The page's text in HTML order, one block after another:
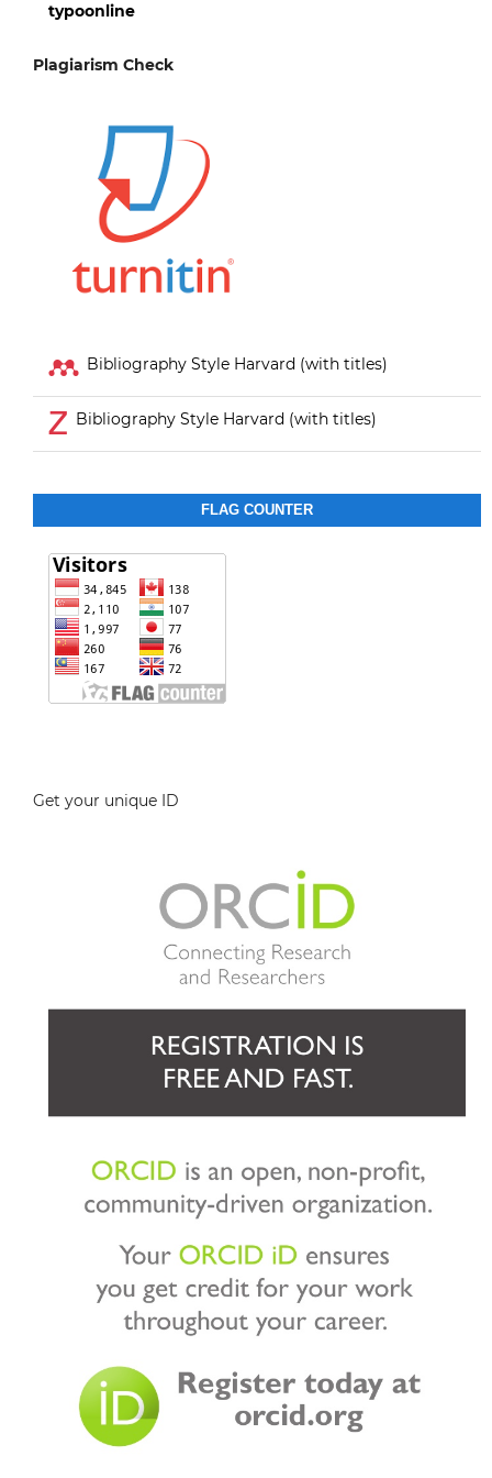
typoonline
Plagiarism Check
Bibliography Style Harvard (with titles)
Bibliography Style Harvard (with titles)
FLAG COUNTER
Get your unique ID